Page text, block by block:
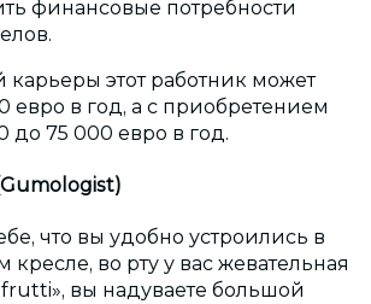
финансовые потребности
карьеры этот работник может
евро в год, а с приобретением
до 75 000 евро в год.
(Gumologist)
что вы удобно устроились в
во рту у вас жевательная
вы надуваете большой